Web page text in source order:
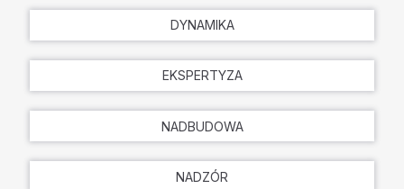
DYNAMIKA
EKSPERTYZA
NADBUDOWA
NADZÓR